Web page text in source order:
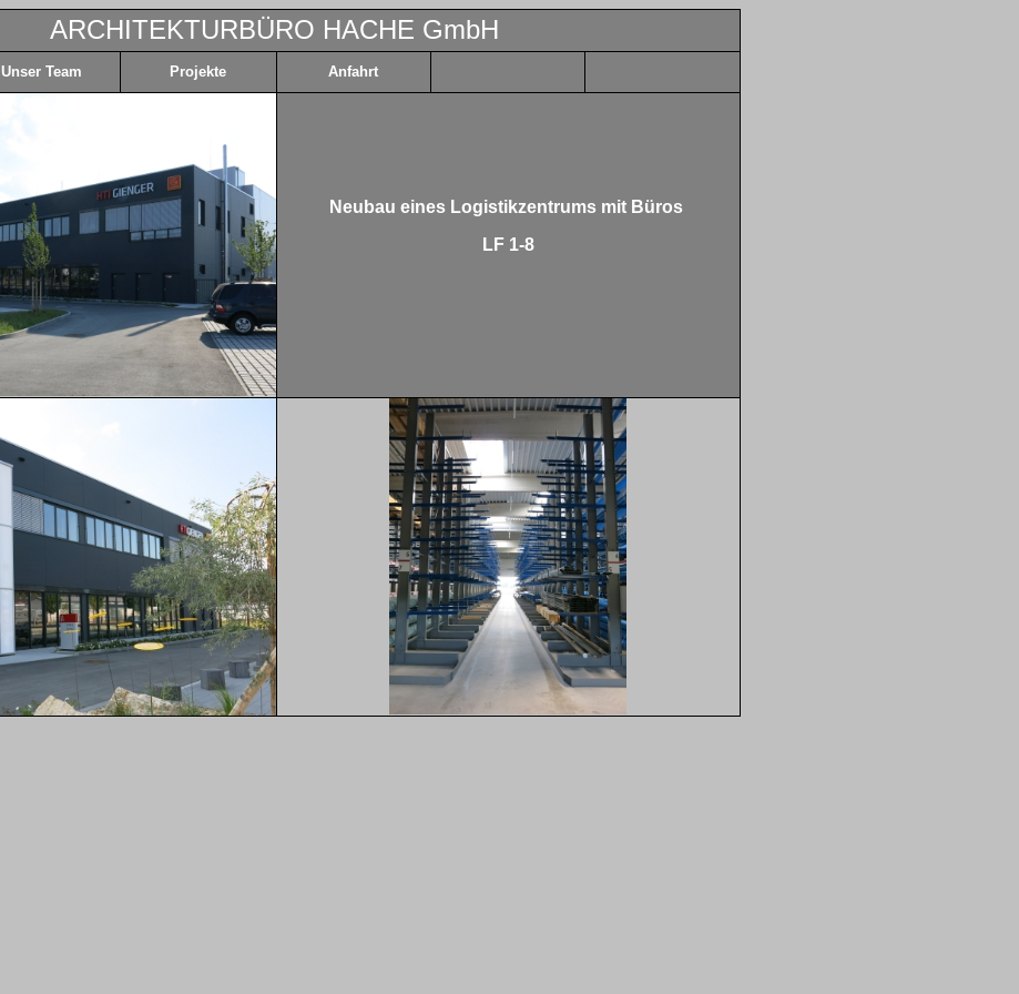
ARCHITEKTURBÜRO HACHE GmbH
Unser Team Projekte Anfahrt
Neubau eines Logistikzentrums mit Büros
LF 1-8